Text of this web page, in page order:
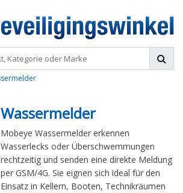
Wassermelder
Mobeye Wassermelder erkennen
Wasserlecks oder Überschwemmungen
rechtzeitig und senden eine direkte Meldung
per GSM/4G. Sie eignen sich ideal für den
Einsatz in Kellern, Booten, Technikräumen